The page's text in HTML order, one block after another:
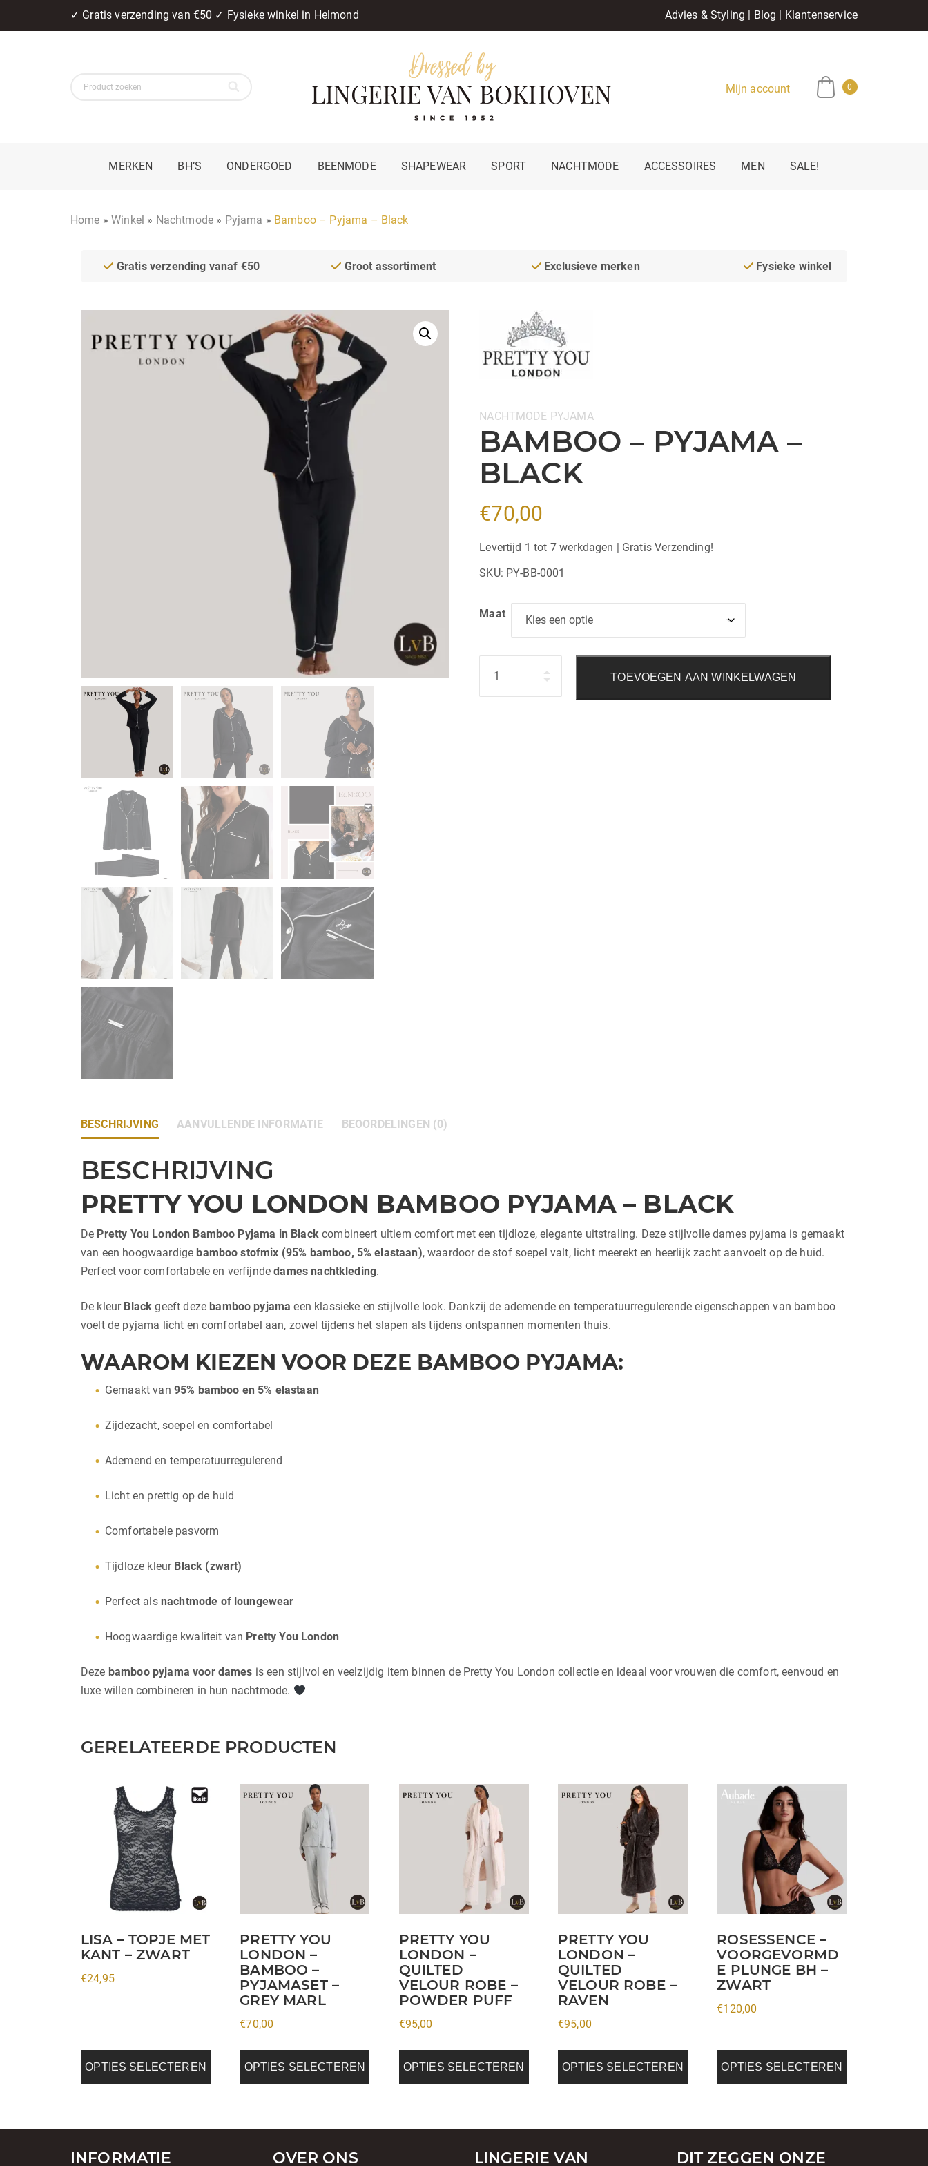
✓ Gratis verzending van €50 ✓ Fysieke winkel in Helmond Advies & Styling | Blog | Klantenservice
Mijn account 0
MERKEN BH’S ONDERGOED BEENMODE SHAPEWEAR SPORT NACHTMODE ACCESSOIRES MEN SALE!
Home »Winkel » Nachtmode » Pyjama » Bamboo – Pyjama – Black
Gratis verzending vanaf €50 Groot assortiment Exclusieve merken Fysieke winkel
Categorieën:
NACHTMODE PYJAMA
BAMBOO – PYJAMA –
BLACK
€70,00
Levertijd 1 tot 7 werkdagen | Gratis Verzending!
SKU: PY-BB-0001
Maat
TOEVOEGEN AAN WINKELWAGEN
BESCHRIJVING AANVULLENDE INFORMATIE BEOORDELINGEN (0)
BESCHRIJVING
PRETTY YOU LONDON BAMBOO PYJAMA – BLACK
De Pretty You London Bamboo Pyjama in Blackcombineert ultiem comfort met een tijdloze, elegante uitstraling. Deze stijlvolle dames pyjama is gemaakt
van een hoogwaardige bamboo stofmix (95% bamboo, 5% elastaan), waardoor de stof soepel valt, licht meerekt en heerlijk zacht aanvoelt op de huid.
Perfect voor comfortabele en verfijndedames nachtkleding.
De kleur Black geeft deze bamboo pyjama een klassieke en stijlvolle look. Dankzij de ademende en temperatuurregulerende eigenschappen van bamboo
voelt de pyjama licht en comfortabel aan, zowel tijdens het slapen als tijdens ontspannen momenten thuis.
WAAROM KIEZEN VOOR DEZE BAMBOO PYJAMA:
Gemaakt van 95% bamboo en 5% elastaan
Zijdezacht, soepel en comfortabel
Ademend en temperatuurregulerend
Licht en prettig op de huid
Comfortabele pasvorm
Tijdloze kleur Black (zwart)
Perfect als nachtmode of loungewear
Hoogwaardige kwaliteit van Pretty You London
Deze bamboo pyjama voor dames is een stijlvol en veelzijdig item binnen de Pretty You London collectie en ideaal voor vrouwen die comfort, eenvoud en
luxe willen combineren in hun nachtmode.
GERELATEERDE PRODUCTEN
LISA – TOPJE MET
KANT – ZWART
€24,95
OPTIES SELECTEREN
product
meerdere
variaties.
gekozen
worden
op
PRETTY YOU
LONDON –
BAMBOO –
PYJAMASET –
GREY MARL
€70,00
OPTIES SELECTEREN
Dit
gekozen
worden
op
de
productpagina
PRETTY YOU
LONDON –
QUILTED
VELOUR ROBE –
POWDER PUFF
€95,00
OPTIES SELECTEREN
Dit
gekozen
worden
op
de
productpagina
PRETTY YOU
LONDON –
QUILTED
VELOUR ROBE –
RAVEN
€95,00
OPTIES SELECTEREN
Dit
gekozen
worden
op
de
productpagina
ROSESSENCE –
VOORGEVORMD
E PLUNGE BH –
ZWART
€120,00
OPTIES SELECTEREN
Dit
meerdere
variaties.
gekozen
worden
op
productpagina
INFORMATIE OVER ONS
LINGERIE VAN
DIT ZEGGEN ONZE